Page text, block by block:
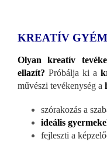
KREATÍV
Olyan kreatív
ellazít? Próbálja ki a
művészi tevékenység a
szórakozás a
ideális
fejleszti a